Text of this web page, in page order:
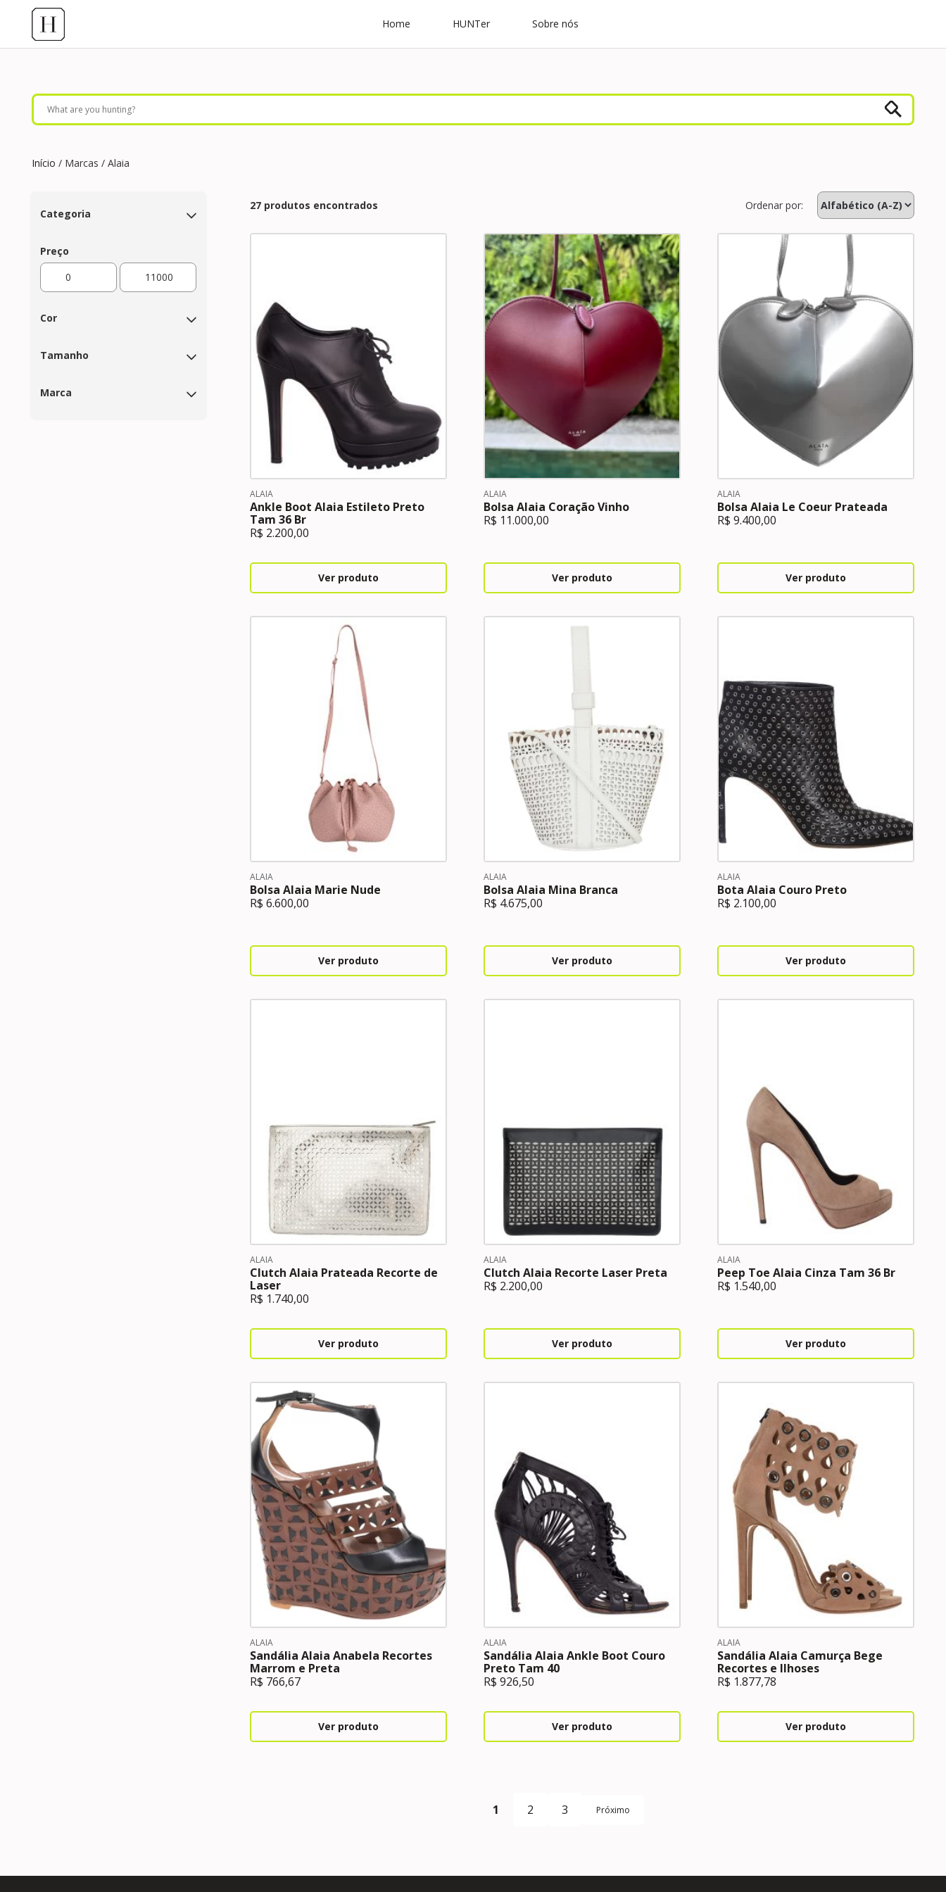
Home HUNTer Sobre nós
Início / Marcas / Alaia
Categoria
Preço
Cor
Tamanho
Marca
27 produtos encontrados Ordenar por:
ALAIA
Ankle Boot Alaia Estileto Preto
Tam 36 Br
R$ 2.200,00
Ver produto
ALAIA
Bolsa Alaia Coração Vinho
R$ 11.000,00
Ver produto
ALAIA
Bolsa Alaia Le Coeur Prateada
R$ 9.400,00
Ver produto
ALAIA
Bolsa Alaia Marie Nude
R$ 6.600,00
Ver produto
ALAIA
Bolsa Alaia Mina Branca
R$ 4.675,00
Ver produto
ALAIA
Bota Alaia Couro Preto
R$ 2.100,00
Ver produto
ALAIA
Clutch Alaia Prateada Recorte de
Laser
R$ 1.740,00
Ver produto
ALAIA
Clutch Alaia Recorte Laser Preta
R$ 2.200,00
Ver produto
ALAIA
Peep Toe Alaia Cinza Tam 36 Br
R$ 1.540,00
Ver produto
ALAIA
Sandália Alaia Anabela Recortes
Marrom e Preta
R$ 766,67
Ver produto
ALAIA
Sandália Alaia Ankle Boot Couro
Preto Tam 40
R$ 926,50
Ver produto
ALAIA
Sandália Alaia Camurça Bege
Recortes e Ilhoses
R$ 1.877,78
Ver produto
1 2 3 Próximo